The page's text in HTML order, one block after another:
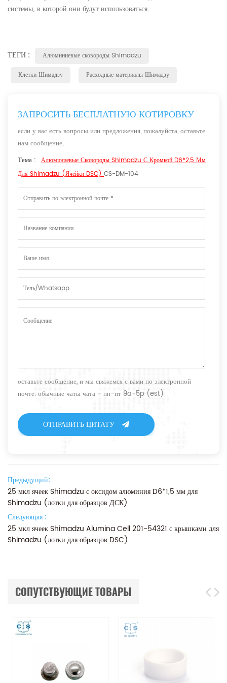
системы, в которой они будут использоваться.
ТЕГИ :
Алюминиевые сковороды Shimadzu
Клетки Шимадзу
Расходные материалы Шимадзу
ЗАПРОСИТЬ БЕСПЛАТНУЮ КОТИРОВКУ
если у вас есть вопросы или предложения, пожалуйста, оставьте
нам сообщение,
Тема : Алюминиевые Сковороды Shimadzu С Кромкой D6*2,5 Мм
Для Shimadzu (ячейки DSC)CS-DM-104
оставьте сообщение, и мы свяжемся с вами по электронной
почте. обычные чаты чата - пн-пт 9a-5p (est)
ОТПРАВИТЬ ЦИТАТУ
Предыдущий:
25 мкл ячеек Shimadzu с оксидом алюминия D6*1,5 мм для
Shimadzu (лотки для образцов ДСК)
Следующая :
25 мкл ячеек Shimadzu Alumina Cell 201-54321 с крышками для
Shimadzu (лотки для образцов DSC)
СОПУТСТВУЮЩИЕ ТОВАРЫ